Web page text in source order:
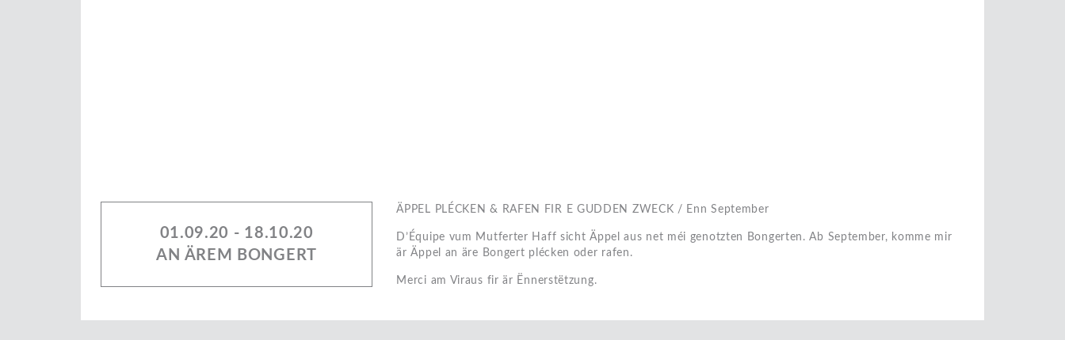
01.09.20 - 18.10.20
AN ÄREM BONGERT
ÄPPEL PLÉCKEN & RAFEN FIR E GUDDEN ZWECK / Enn September
D’Équipe vum Mutferter Haff sicht Äppel aus net méi genotzten Bongerten. Ab September, komme mir
är Äppel an äre Bongert plécken oder rafen.
Merci am Viraus fir är Ënnerstëtzung.